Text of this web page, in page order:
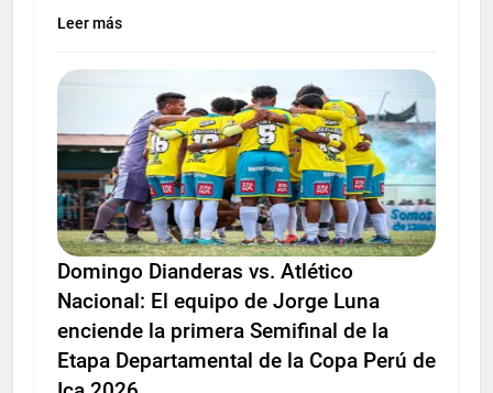
Leer más
Domingo Dianderas vs. Atlético
Nacional: El equipo de Jorge Luna
enciende la primera Semifinal de la
Etapa Departamental de la Copa Perú de